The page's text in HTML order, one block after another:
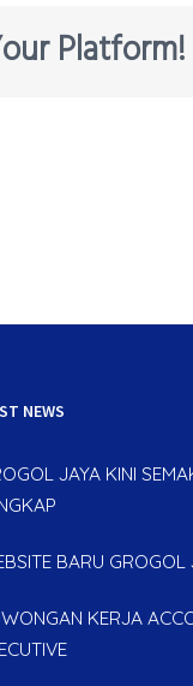
Platform!
NEWS
JAYA KINI
BARU GROGOL
KERJA